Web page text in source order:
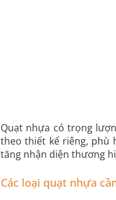
Quạt nhựa có trọng
theo thiết kế riêng, phù
tăng nhận diện thương
Các loại quạt nhựa